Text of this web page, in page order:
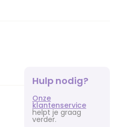
Hulp nodig?
Onze
klantenservice
helpt je graag
verder.